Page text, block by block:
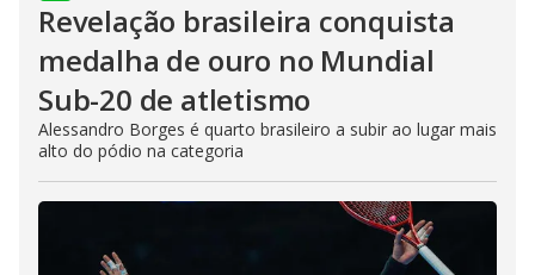
Revelação brasileira conquista
medalha de ouro no Mundial
Sub-20 de atletismo
Alessandro Borges é quarto brasileiro a subir ao lugar mais
alto do pódio na categoria